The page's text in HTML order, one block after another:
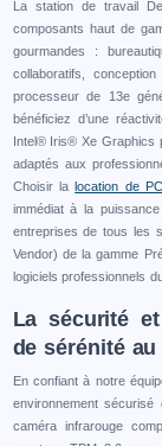
La station de travail
composants haut de
gourmandes :
collaboratifs,
processeur de 13e
bénéficiez d’une
Intel® Iris® Xe Graphics
adaptés aux
Choisir la location de PC
immédiat à la
entreprises de tous les
Vendor) de la gamme
logiciels professionnels
La sécurité
de sérénité
En confiant à notre
environnement
caméra infrarouge